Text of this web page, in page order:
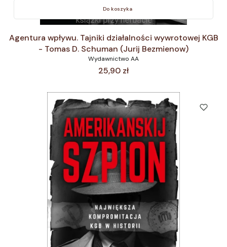
Do koszyka
Agentura wpływu. Tajniki działalności wywrotowej KGB
- Tomas D. Schuman (Jurij Bezmienow)
Wydawnictwo AA
Cena
25,90 zł